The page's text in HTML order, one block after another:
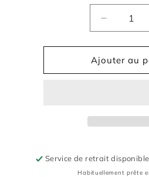
Réduire
la
quantité
de
Tampon
-
Norton
Ajouter au
Service de retrait
Habituellement prête